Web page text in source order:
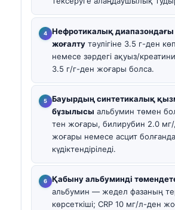
Нефротикалық
жоғалту тәулігіне 3.5 г-ден
немесе зәрдегі ақуыз/
3.5 г/г-ден жоғары болса.
Бауырдың синтетикалық
бұзылысы альбумин төмен
тен жоғары, билирубин 2.0
жоғары немесе асцит болғанда
күдіктендіріледі.
Қабыну альбуминді
альбумин — жедел фазаның
көрсеткіші; CRP 10 мг/л-ден